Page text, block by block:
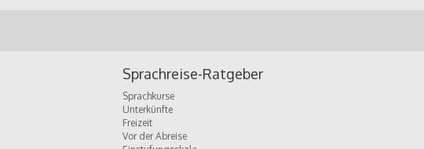
Sprachreise-Ratgeber
Sprachkurse
Unterkünfte
Freizeit
Vor der Abreise